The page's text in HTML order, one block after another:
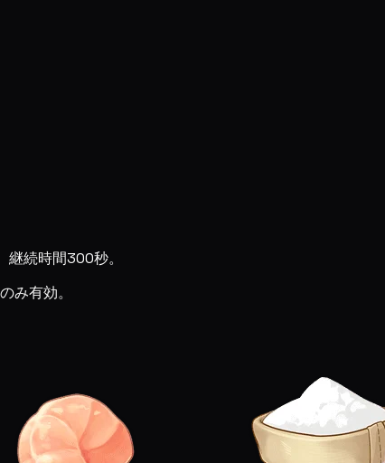
継続時間300秒。
み有効。